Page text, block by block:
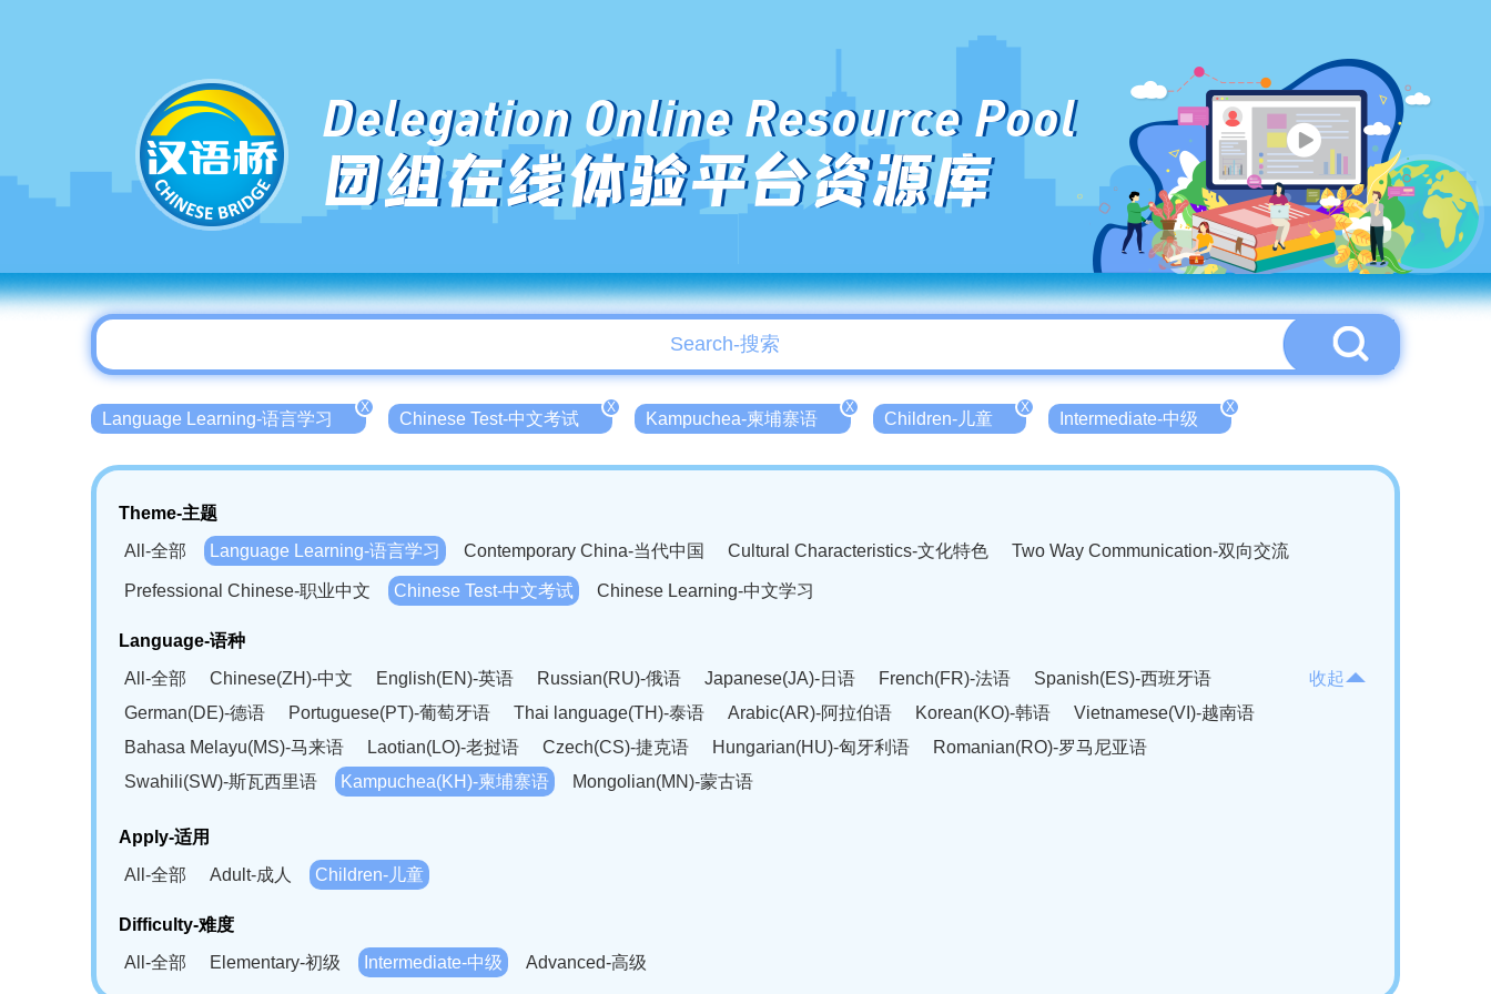
Delegation Online Resource Pool
团组在线体验平台资源库
Language Learning-语言学习
X
Chinese Test-中文考试
X
Kampuchea-柬埔寨语
X
Children-儿童
X
Intermediate-中级
X
Theme-主题
All-全部
Language Learning-语言学习 Contemporary China-当代中国 Cultural Characteristics-文化特色 Two Way Communication-双向交流
Prefessional Chinese-职业中文 Chinese Test-中文考试 Chinese Learning-中文学习
Language-语种
All-全部
Chinese(ZH)-中文 English(EN)-英语 Russian(RU)-俄语 Japanese(JA)-日语 French(FR)-法语
Spanish(ES)-西班牙语
German(DE)-德语
Portuguese(PT)-葡萄牙语 Thai language(TH)-泰语 Arabic(AR)-阿拉伯语 Korean(KO)-韩语
Vietnamese(VI)-越南语
Bahasa Melayu(MS)-马来语
Laotian(LO)-老挝语 Czech(CS)-捷克语 Hungarian(HU)-匈牙利语
Romanian(RO)-罗马尼亚语
Swahili(SW)-斯瓦西里语
Kampuchea(KH)-柬埔寨语 Mongolian(MN)-蒙古语
收起
Apply-适用
All-全部
Adult-成人 Children-儿童
Difficulty-难度
All-全部
Elementary-初级 Intermediate-中级 Advanced-高级